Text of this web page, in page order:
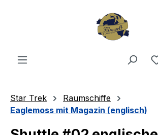
Star Trek
Raumschiffe
Eaglemoss mit Magazin (englisch)